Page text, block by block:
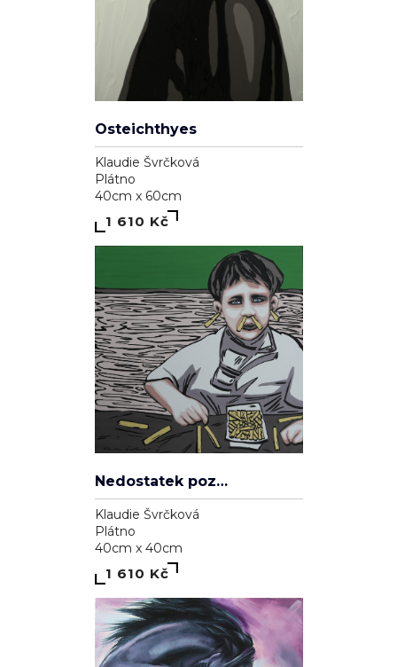
Osteichthyes
Klaudie Švrčková
Plátno
40cm x 60cm
1 610 Kč
Nedostatek pozornosti
Klaudie Švrčková
Plátno
40cm x 40cm
1 610 Kč